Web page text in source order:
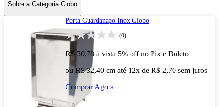
Sobre a Categoria Globo
Porta Guardanapo Inox Globo
(0)
R$ 30,78 à vista 5% off no Pix e Boleto
ou R$ 32,40 em até 12x de R$ 2,70 sem juros
Comprar Agora